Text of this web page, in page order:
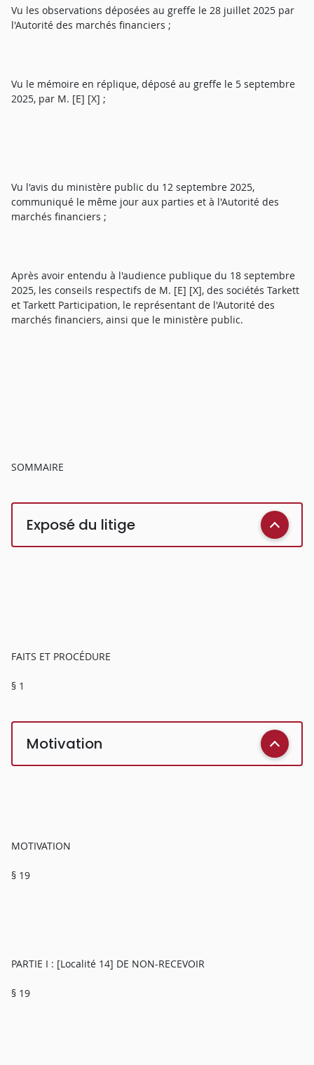
Vu les observations déposées au greffe le 28 juillet 2025 par
l'Autorité des marchés financiers ;
Vu le mémoire en réplique, déposé au greffe le 5 septembre
2025, par M. [E] [X] ;
Vu l'avis du ministère public du 12 septembre 2025,
communiqué le même jour aux parties et à l'Autorité des
marchés financiers ;
Après avoir entendu à l'audience publique du 18 septembre
2025, les conseils respectifs de M. [E] [X], des sociétés Tarkett
et Tarkett Participation, le représentant de l'Autorité des
marchés financiers, ainsi que le ministère public.
SOMMAIRE
Exposé du litige
FAITS ET PROCÉDURE
§ 1
Motivation
MOTIVATION
§ 19
PARTIE I : [Localité 14] DE NON-RECEVOIR
§ 19